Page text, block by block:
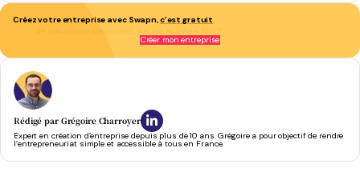
Créez votre entreprise avec Swapn,c’est gratuit
Créer mon entreprise
Rédigé par Grégoire Charroyer
Expert en création d’entreprise depuis plus de 10 ans. Grégoire a pour objectif de rendre
l’entrepreneuriat simple et accessible à tous en France.